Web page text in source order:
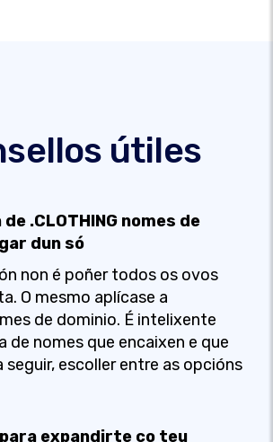
útiles
.CLOTHING nomes de
dun só
non é poñer todos os ovos
O mesmo aplícase a
de dominio. É intelixente
de nomes que encaixen e que
seguir, escoller entre as opcións
expandirte co teu